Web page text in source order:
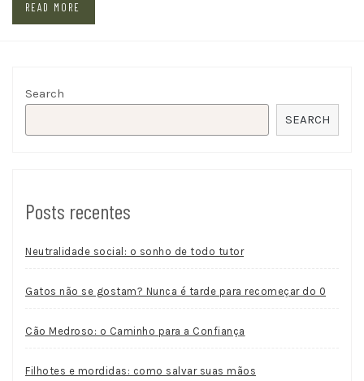
READ MORE
Search
SEARCH
Posts recentes
Neutralidade social: o sonho de todo tutor
Gatos não se gostam? Nunca é tarde para recomeçar do 0
Cão Medroso: o Caminho para a Confiança
Filhotes e mordidas: como salvar suas mãos